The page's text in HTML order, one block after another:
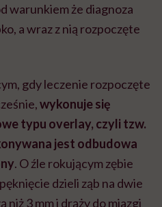
warunkiem że diagnoza
a wraz z nią rozpoczęte
gdy leczenie rozpoczęte
wykonuje się
typu overlay, czyli tzw.
jest odbudowa
. O źle rokującym zębie
dzieli ząb na dwie
niż 3 mm i drąży do miazgi